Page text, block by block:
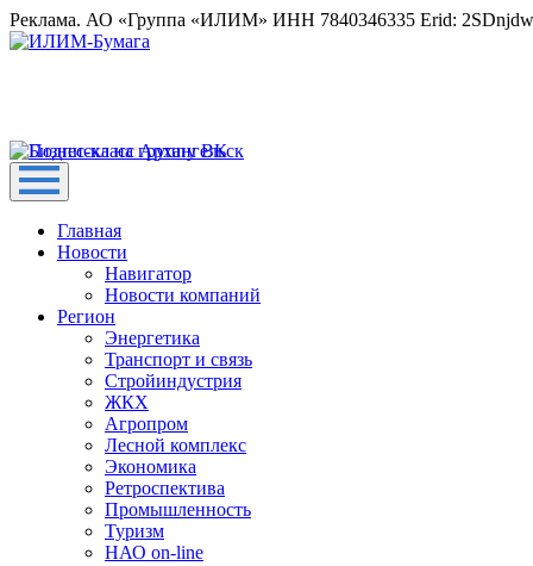
Реклама. АО «Группа «ИЛИМ» ИНН 7840346335 Erid:
Главная
Новости
Навигатор
Новости компаний
Регион
Энергетика
Транспорт и связь
Стройиндустрия
ЖКХ
Агропром
Лесной комплекс
Экономика
Ретроспектива
Промышленность
Туризм
НАО on-line